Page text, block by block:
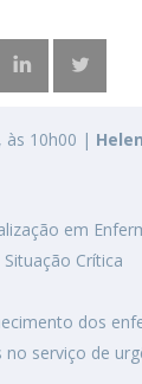
às 10h00 |
em
Crítica
dos
serviço de